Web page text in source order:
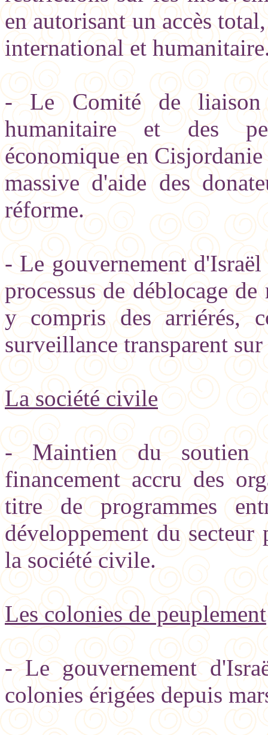
en autorisant un accès
international et
- Le Comité de
humanitaire et des
économique en
massive d'aide des
réforme.
- Le gouvernement
processus de déblocage
y compris des arriérés,
surveillance transparent
La société civile
- Maintien du soutien
financement accru des
titre de programmes
développement du
la société civile.
Les colonies de peuplement
- Le gouvernement
colonies érigées depuis